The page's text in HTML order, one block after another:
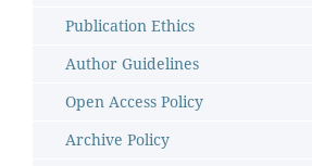
Publication Ethics
Author Guidelines
Open Access Policy
Archive Policy